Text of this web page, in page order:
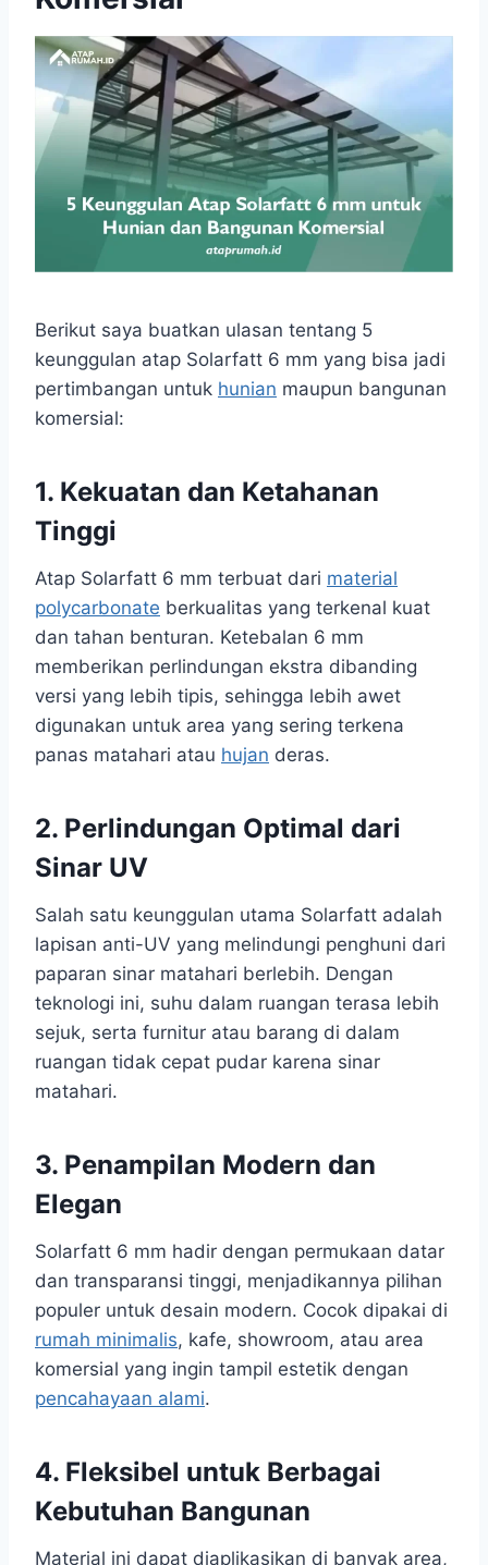
Berikut saya buatkan ulasan tentang 5
keunggulan atap Solarfatt 6 mm yang bisa jadi
pertimbangan untuk hunian maupun bangunan
komersial:
1. Kekuatan dan Ketahanan
Tinggi
Atap Solarfatt 6 mm terbuat dari material
polycarbonate berkualitas yang terkenal kuat
dan tahan benturan. Ketebalan 6 mm
memberikan perlindungan ekstra dibanding
versi yang lebih tipis, sehingga lebih awet
digunakan untuk area yang sering terkena
panas matahari atau hujan deras.
2. Perlindungan Optimal dari
Sinar UV
Salah satu keunggulan utama Solarfatt adalah
lapisan anti-UV yang melindungi penghuni dari
paparan sinar matahari berlebih. Dengan
teknologi ini, suhu dalam ruangan terasa lebih
sejuk, serta furnitur atau barang di dalam
ruangan tidak cepat pudar karena sinar
matahari.
3. Penampilan Modern dan
Elegan
Solarfatt 6 mm hadir dengan permukaan datar
dan transparansi tinggi, menjadikannya pilihan
populer untuk desain modern. Cocok dipakai di
rumah minimalis, kafe, showroom, atau area
komersial yang ingin tampil estetik dengan
pencahayaan alami.
4. Fleksibel untuk Berbagai
Kebutuhan Bangunan
Material ini dapat diaplikasikan di banyak area,